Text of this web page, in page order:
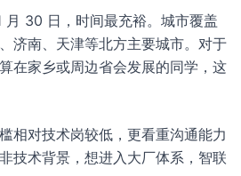
月 30 日，时间最充裕。城市覆盖
济南、天津等北方主要城市。对于
在家乡或周边省会发展的同学，这
相对技术岗较低，更看重沟通能力
技术背景，想进入大厂体系，智联